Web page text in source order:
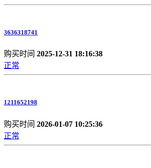
3636318741
购买时间 2025-12-31 18:16:38
正常
1211652198
购买时间 2026-01-07 10:25:36
正常